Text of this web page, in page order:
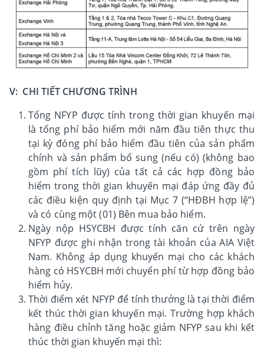
V: CHI TIẾT CHƯƠNG TRÌNH
Tổng NFYP được tính trong thời gian khuyến mại
là tổng phí bảo hiểm mới năm đầu tiên thực thu
tại kỳ đóng phí bảo hiểm đầu tiên của sản phẩm
chính và sản phẩm bổ sung (nếu có) (không bao
gồm phí tích lũy) của tất cả các hợp đồng bảo
hiểm trong thời gian khuyến mại đáp ứng đầy đủ
các điều kiện quy định tại Mục 7 (“HĐBH hợp lệ”)
và có cùng một (01) Bên mua bảo hiểm.
Ngày nộp HSYCBH được tính căn cứ trên ngày
NFYP được ghi nhận trong tài khoản của AIA Việt
Nam. Không áp dụng khuyến mại cho các khách
hàng có HSYCBH mới chuyển phí từ hợp đồng bảo
hiểm hủy.
Thời điểm xét NFYP để tính thưởng là tại thời điểm
kết thúc thời gian khuyến mại. Trường hợp khách
hàng điều chỉnh tăng hoặc giảm NFYP sau khi kết
thúc thời gian khuyến mại thì: